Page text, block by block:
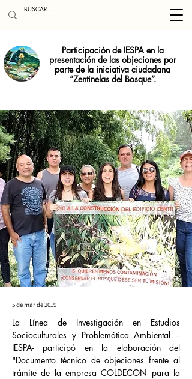
Participación de IESPA en la
presentación de las objeciones por
parte de la iniciativa ciudadana
“Zentinelas del Bosque”.
5 de mar de 2019
La Línea de Investigación en Estudios
Socioculturales y Problemática Ambiental –
IESPA- participó en la elaboración del
"Documento técnico de objeciones frente al
trámite de la empresa COLDECON para la